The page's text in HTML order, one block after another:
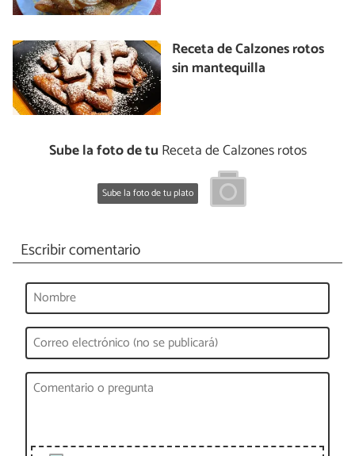
Receta de Calzones rotos
sin mantequilla
Sube la foto de tu Receta de Calzones rotos
Sube la foto de tu plato
Escribir comentario